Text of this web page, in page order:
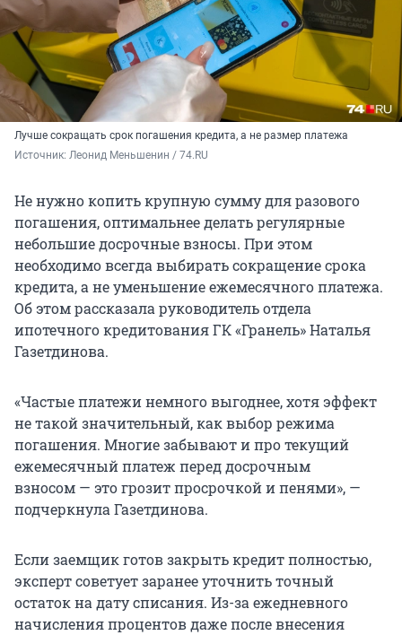
Лучше сокращать срок погашения кредита, а не размер платежа
Источник: Леонид Меньшенин / 74.RU
Не нужно копить крупную сумму для разового
погашения, оптимальнее делать регулярные
небольшие досрочные взносы. При этом
необходимо всегда выбирать сокращение срока
кредита, а не уменьшение ежемесячного платежа.
Об этом рассказала руководитель отдела
ипотечного кредитования ГК «Гранель» Наталья
Газетдинова.
«Частые платежи немного выгоднее, хотя эффект
не такой значительный, как выбор режима
погашения. Многие забывают и про текущий
ежемесячный платеж перед досрочным
взносом — это грозит просрочкой и пенями», —
подчеркнула Газетдинова.
Если заемщик готов закрыть кредит полностью,
эксперт советует заранее уточнить точный
остаток на дату списания. Из-за ежедневного
начисления процентов даже после внесения